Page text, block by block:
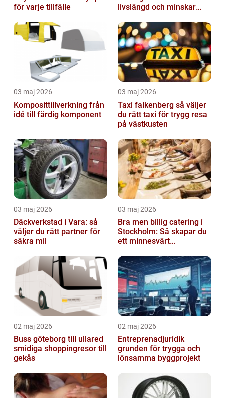
för varje tillfälle
livslängd och minskar
03 maj 2026
Komposittillverkning från
idé till färdig komponent
03 maj 2026
Taxi falkenberg så väljer
du rätt taxi för trygg resa
på västkusten
03 maj 2026
Däckverkstad i Vara: så
väljer du rätt partner för
säkra mil
03 maj 2026
Bra men billig catering i
Stockholm: Så skapar du
ett minnesvärt
02 maj 2026
Buss göteborg till ullared
smidiga shoppingresor till
gekås
02 maj 2026
Entreprenadjuridik
grunden för trygga och
lönsamma byggprojekt